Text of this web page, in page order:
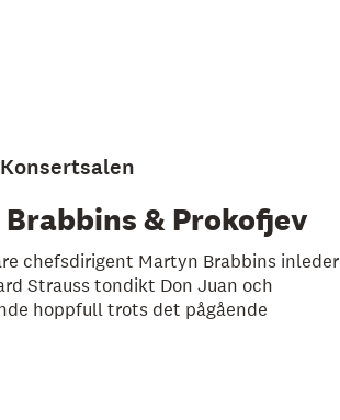
Konsertsalen
& Prokofjev
chefsdirigent Martyn Brabbins inleder
Strauss tondikt Don Juan och
hoppfull trots det pågående